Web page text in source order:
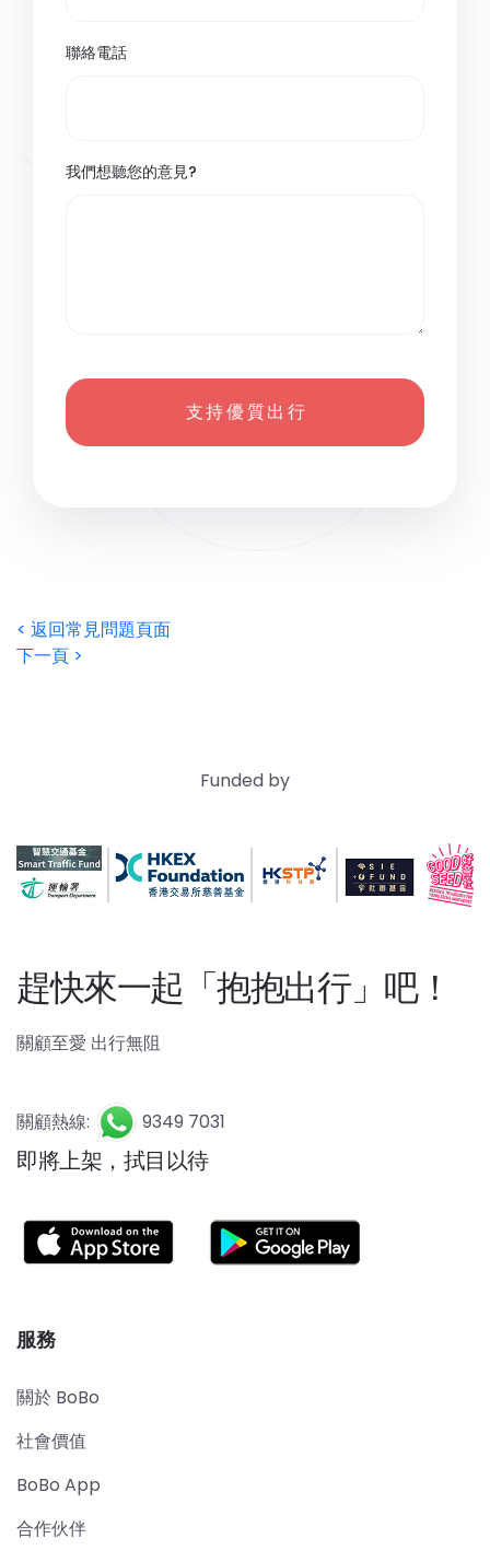
聯絡電話
我們想聽您的意見?
支 持 優 質 出 行
< 返回常見問題頁面
下一頁 >
Funded by
趕快來一起「抱抱出行」吧！
關顧至愛 出行無阻
關顧熱線: 9349 7031
即將上架，拭目以待
服務
關於 BoBo
社會價值
BoBo App
合作伙伴